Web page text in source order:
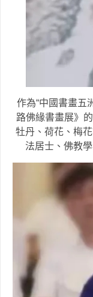
作為“中國書畫
路佛緣書畫展》
牡丹、荷花、梅
法居士、佛教